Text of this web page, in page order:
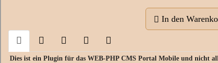
In den
Dies ist ein Plugin für das WEB-PHP CMS Portal Mobile und nicht